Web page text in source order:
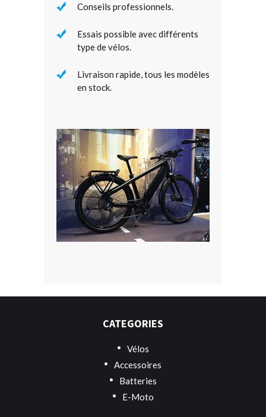
Conseils professionnels.
Essais possible avec différents
type de vélos.
Livraison rapide, tous les modèles
en stock.
CATEGORIES
Vélos
Accessoires
Batteries
E-Moto